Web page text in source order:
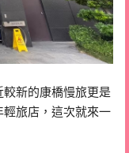
新的康橋慢旅更是
旅店，這次就來一